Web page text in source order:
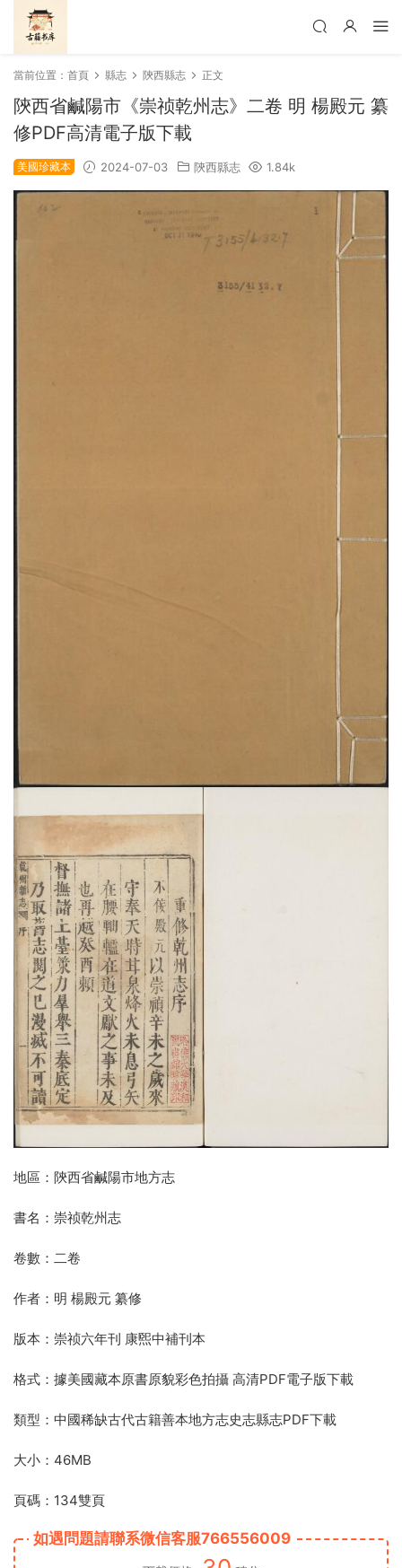
當前位置： 首頁 縣志 陝西縣志 正文
陝西省鹹陽市《崇祯乾州志》二卷 明 楊殿元 纂
修PDF高清電子版下載
美國珍藏本 2024-07-03 陝西縣志 1.84k
地區：陝西省鹹陽市地方志
書名：崇祯乾州志
卷數：二卷
作者：明 楊殿元 纂修
版本：崇祯六年刊 康煕中補刊本
格式：據美國藏本原書原貌彩色拍攝 高清PDF電子版下載
類型：中國稀缺古代古籍善本地方志史志縣志PDF下載
大小：46MB
頁碼：134雙頁
如遇問題請聯系微信客服766556009